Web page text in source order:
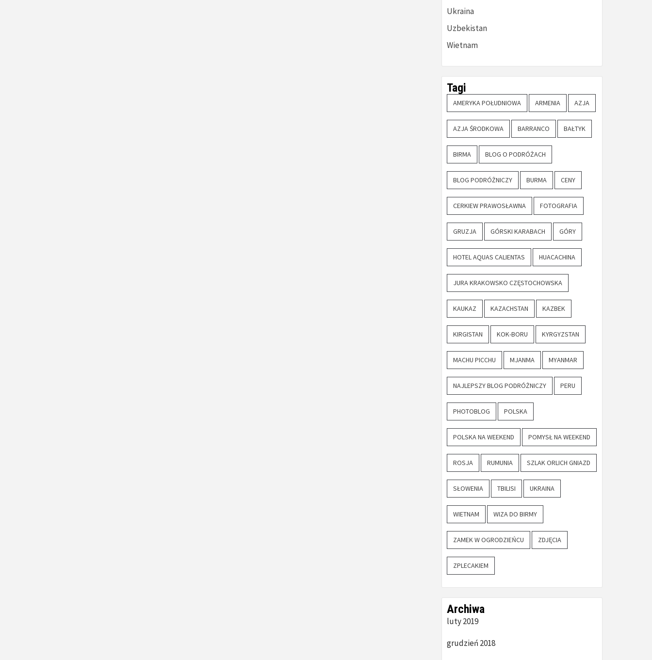
Ukraina
Uzbekistan
Wietnam
Tagi
AMERYKA POŁUDNIOWA ARMENIA AZJA
AZJA ŚRODKOWA BARRANCO BAŁTYK
BIRMA BLOG O PODRÓŻACH
BLOG PODRÓŻNICZY BURMA CENY
CERKIEW PRAWOSŁAWNA FOTOGRAFIA
GRUZJA GÓRSKI KARABACH GÓRY
HOTEL AQUAS CALIENTAS HUACACHINA
JURA KRAKOWSKO CZĘSTOCHOWSKA
KAUKAZ KAZACHSTAN KAZBEK
KIRGISTAN KOK-BORU KYRGYZSTAN
MACHU PICCHU MJANMA MYANMAR
NAJLEPSZY BLOG PODRÓŻNICZY PERU
PHOTOBLOG POLSKA
POLSKA NA WEEKEND POMYSŁ NA WEEKEND
ROSJA RUMUNIA SZLAK ORLICH GNIAZD
SŁOWENIA TBILISI UKRAINA
WIETNAM WIZA DO BIRMY
ZAMEK W OGRODZIEŃCU ZDJĘCIA
ZPLECAKIEM
Archiwa
luty 2019
grudzień 2018